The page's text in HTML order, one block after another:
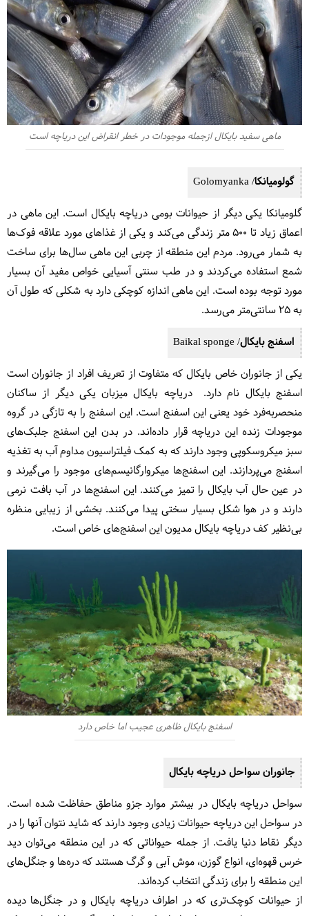
ماهی سفید بایکال ازجمله موجودات در خطر انقراض این دریاچه است
گولومیانکا/ Golomyanka
گلومیانکا یکی دیگر از حیوانات بومی دریاچه بایکال است. این ماهی در
اعماق زیاد تا ۵۰۰ متر زندگی می‌کند و یکی از غذاهای مورد علاقه فوک‌ها
به شمار می‌رود. مردم این منطقه از چربی این ماهی سال‌ها برای ساخت
شمع استفاده می‌کردند و در طب سنتی آسیایی خواص مفید آن بسیار
مورد توجه بوده است. این ماهی اندازه کوچکی دارد به شکلی که طول آن
به ۲۵ سانتی‌متر می‌رسد.
اسفنج بایکال/ Baikal sponge
یکی از جانوران خاص بایکال که متفاوت از تعریف افراد از جانوران است
اسفنج بایکال نام دارد. دریاچه بایکال میزبان یکی دیگر از ساکنان
منحصربه‌فرد خود یعنی این اسفنج است. این اسفنج را به تازگی در گروه
موجودات زنده این دریاچه قرار داده‌اند. در بدن این اسفنج جلبک‌های
سبز میکروسکوپی وجود دارند که به کمک فیلتراسیون مداوم آب به تغذیه
اسفنج می‌پردازند. این اسفنج‌ها میکروارگانیسم‌های موجود را می‌گیرند و
در عین حال آب بایکال را تمیز می‌کنند. این اسفنج‌ها در آب بافت نرمی
دارند و در هوا شکل بسیار سختی پیدا می‌کنند. بخشی از زیبایی منظره
بی‌نظیر کف دریاچه بایکال مدیون این اسفنج‌های خاص است.
اسفنج بایکال ظاهری عجیب اما خاص دارد
جانوران سواحل دریاچه بایکال
سواحل دریاچه بایکال در بیشتر موارد جزو مناطق حفاظت شده است.
در سواحل این دریاچه حیوانات زیادی وجود دارند که شاید نتوان آنها را در
دیگر نقاط دنیا یافت. از جمله حیواناتی که در این منطقه می‌توان دید
خرس قهوه‌ای، انواع گوزن، موش آبی و گرگ هستند که دره‌ها و جنگل‌های
این منطقه را برای زندگی انتخاب کرده‌اند.
از حیوانات کوچک‌تری که در اطراف دریاچه بایکال و در جنگل‌ها دیده